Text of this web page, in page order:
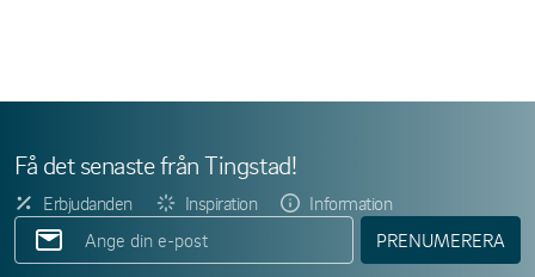
Få det senaste från Tingstad!
Erbjudanden Inspiration
Information
PRENUMERERA